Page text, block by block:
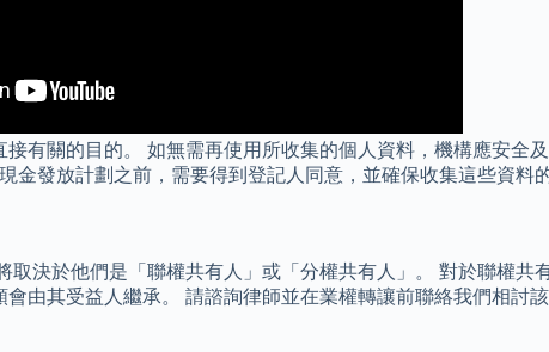
有關的目的。 如無需再使用所收集的個人資料，機構應安全
發放計劃之前，需要得到登記人同意，並確保收集這些資料
決於他們是「聯權共有人」或「分權共有人」。 對於聯權共
由其受益人繼承。 請諮詢律師並在業權轉讓前聯絡我們相討